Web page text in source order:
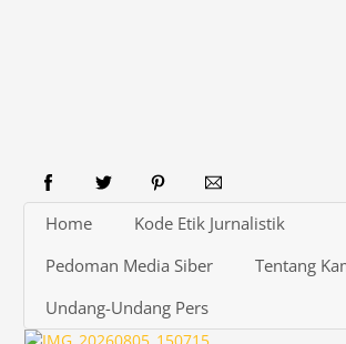
Home
Kode Etik Jurnalistik
Pedoman Media Siber
Tentang
Undang-Undang Pers